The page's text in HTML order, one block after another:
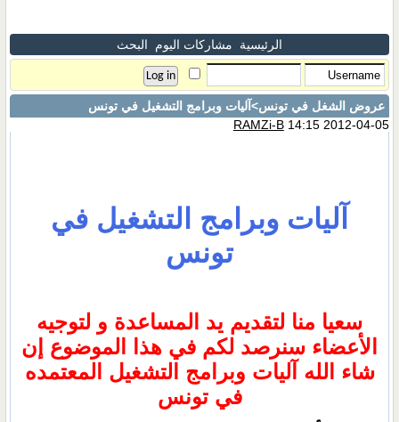
الرئيسية مشاركات اليوم البحث
عروض الشغل في تونس>آليات وبرامج التشغيل في تونس
RAMZi-B14:15 2012-04-05
آليات وبرامج التشغيل في
تونس
سعيا منا لتقديم يد المساعدة و لتوجيه
الأعضاء سنرصد لكم في هذا الموضوع إن
شاء الله آليات وبرامج التشغيل المعتمده
في تونس